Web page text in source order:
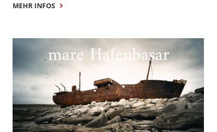
MEHR INFOS
mare Hafenbasar